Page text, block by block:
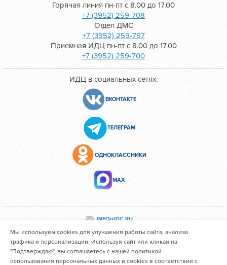
Горячая линия пн-пт с 8.00 до 17.00
+7 (3952) 259-708
Отдел ДМС
+7 (3952) 259-797
Приемная ИДЦ пн-пт с 8.00 до 17.00
+7 (3952) 259-700
ИДЦ в социальных сетях:
ВКОНТАКТЕ
ТЕЛЕГРАМ
ОДНОКЛАССНИКИ
МАХ
INFO@IDC.RU
Все персональные данные сотрудников размещены с их
Мы используем cookies для улучшения работы сайта, анализа
трафика и персонализации. Используя сайт или кликая на
"Подтверждаю", вы соглашаетесь с нашей политикой
использования персональных данных и cookies в соответствии с